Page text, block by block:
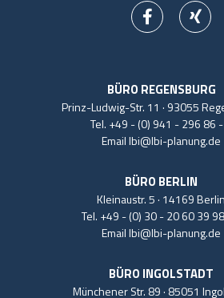
BÜRO REGENSBURG
Prinz-Ludwig-Str. 11 · 93055
Tel. +49 - (0) 941 - 296 86
Emaillbi@lbi-planung.de
BÜRO BERLIN
Kleinaustr. 5 · 14169 Berlin
Tel. +49 - (0) 30 - 20 60 39
Emaillbi@lbi-planung.de
BÜRO INGOLSTADT
Münchener Str. 89 · 85051